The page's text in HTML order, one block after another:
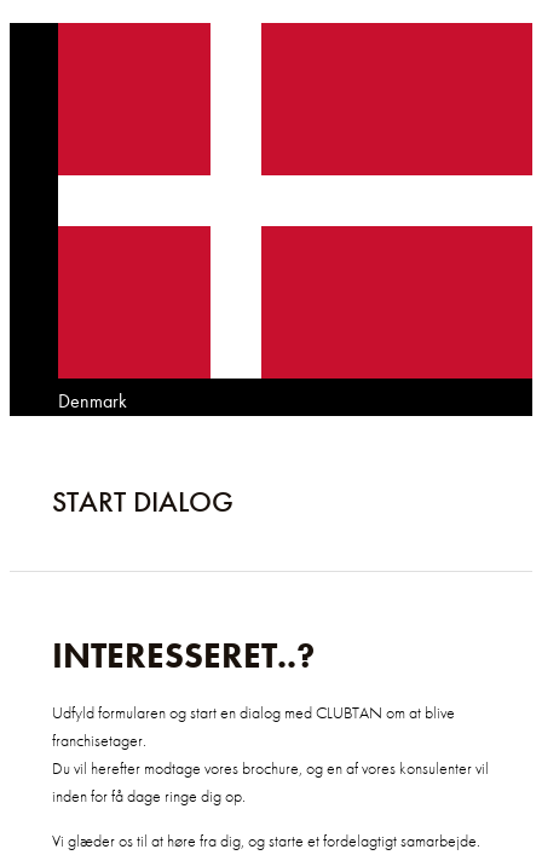
Denmark
START DIALOG
INTERESSERET..?
Udfyld formularen og start en dialog med CLUBTAN om at blive
franchisetager.
Du vil herefter modtage vores brochure, og en af vores konsulenter vil
inden for få dage ringe dig op.
Vi glæder os til at høre fra dig, og starte et fordelagtigt samarbejde.